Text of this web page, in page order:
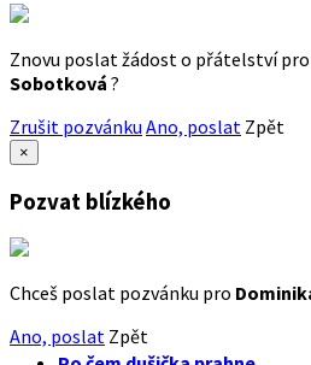
Znovu poslat žádost o přátelství pro
Sobotková ?
Zrušit pozvánku Ano, poslat Zpět
×
Pozvat blízkého
Chceš poslat pozvánku pro
Ano, poslat Zpět